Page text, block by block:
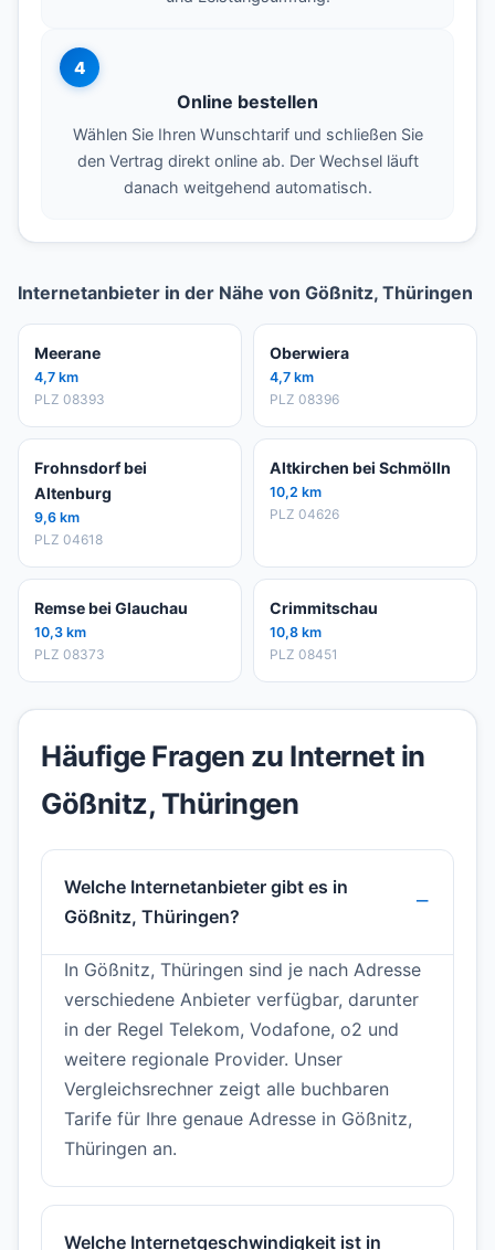
4
Online bestellen
Wählen Sie Ihren Wunschtarif und schließen Sie
den Vertrag direkt online ab. Der Wechsel läuft
danach weitgehend automatisch.
Internetanbieter in der Nähe von Gößnitz, Thüringen
Meerane
4,7 km
PLZ 08393
Oberwiera
4,7 km
PLZ 08396
Frohnsdorf bei
Altenburg
9,6 km
PLZ 04618
Altkirchen bei Schmölln
10,2 km
PLZ 04626
Remse bei Glauchau
10,3 km
PLZ 08373
Crimmitschau
10,8 km
PLZ 08451
Häufige Fragen zu Internet in
Gößnitz, Thüringen
Welche Internetanbieter gibt es in
Gößnitz, Thüringen?
In Gößnitz, Thüringen sind je nach Adresse
verschiedene Anbieter verfügbar, darunter
in der Regel Telekom, Vodafone, o2 und
weitere regionale Provider. Unser
Vergleichsrechner zeigt alle buchbaren
Tarife für Ihre genaue Adresse in Gößnitz,
Thüringen an.
Welche Internetgeschwindigkeit ist in